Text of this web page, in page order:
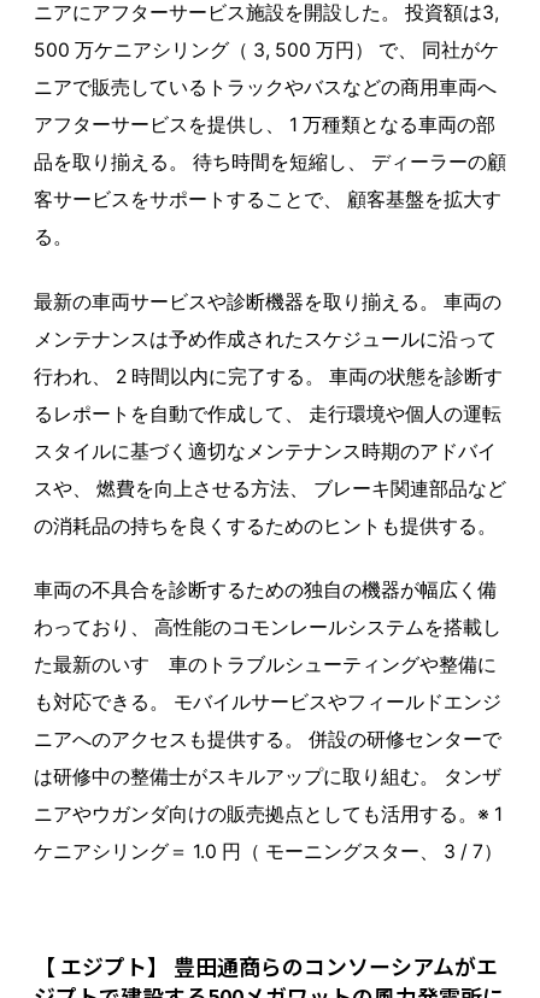
ニアにアフターサービス施設を開設した。 投資額は3,
500 万ケニアシリング（ 3, 500 万円） で、 同社がケ
ニアで販売しているトラックやバスなどの商用車両へ
アフターサービスを提供し、 1 万種類となる車両の部
品を取り揃える。 待ち時間を短縮し、 ディーラーの顧
客サービスをサポートすることで、 顧客基盤を拡大す
る。
最新の車両サービスや診断機器を取り揃える。 車両の
メンテナンスは予め作成されたスケジュールに沿って
行われ、 2 時間以内に完了する。 車両の状態を診断す
るレポートを自動で作成して、 走行環境や個人の運転
スタイルに基づく適切なメンテナンス時期のアドバイ
スや、 燃費を向上させる方法、 ブレーキ関連部品など
の消耗品の持ちを良くするためのヒントも提供する。
車両の不具合を診断するための独自の機器が幅広く備
わっており、 高性能のコモンレールシステムを搭載し
た最新のいすゞ車のトラブルシューティングや整備に
も対応できる。 モバイルサービスやフィールドエンジ
ニアへのアクセスも提供する。 併設の研修センターで
は研修中の整備士がスキルアップに取り組む。 タンザ
ニアやウガンダ向けの販売拠点としても活用する。※ 1
ケニアシリング＝ 1.0 円（ モーニングスター、 3 / 7）
【 エジプト】 豊田通商らのコンソーシアムがエ